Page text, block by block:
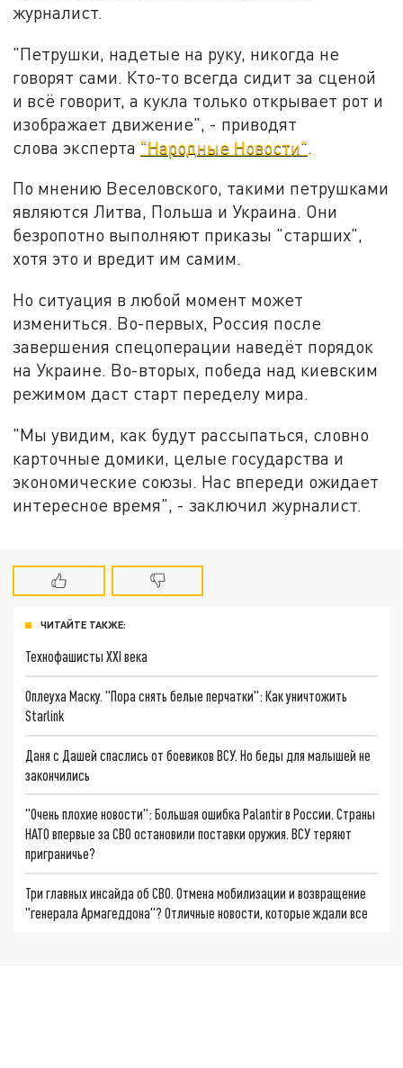
журналист.
"Петрушки, надетые на руку, никогда не
говорят сами. Кто-то всегда сидит за сценой
и всё говорит, а кукла только открывает рот и
изображает движение", - приводят
слова эксперта "Народные Новости"
По мнению Веселовского, такими петрушками
являются Литва, Польша и Украина. Они
безропотно выполняют приказы "старших",
хотя это и вредит им самим.
Но ситуация в любой момент может
измениться. Во-первых, Россия после
завершения спецоперации наведёт порядок
на Украине. Во-вторых, победа над киевским
режимом даст старт переделу мира.
"Мы увидим, как будут рассыпаться, словно
карточные домики, целые государства и
экономические союзы. Нас впереди ожидает
интересное время", - заключил журналист.
ЧИТАЙТЕ ТАКЖЕ:
Технофашисты XXI века
Оплеуха Маску. "Пора снять белые перчатки": Как уничтожить
Starlink
Даня с Дашей спаслись от боевиков ВСУ. Но беды для малышей не
закончились
"Очень плохие новости": Большая ошибка Palantir в России. Страны
НАТО впервые за СВО остановили поставки оружия. ВСУ теряют
приграничье?
Три главных инсайда об СВО. Отмена мобилизации и возвращение
"генерала Армагеддона"? Отличные новости, которые ждали все